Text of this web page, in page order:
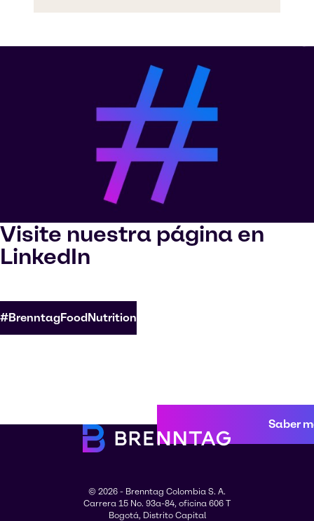
Visite nuestra página en
LinkedIn
#BrenntagFoodNutrition
Saber
© 2026 - Brenntag Colombia S. A.
Carrera 15 No. 93a-84, oficina 606 T
Bogotá, Distrito Capital